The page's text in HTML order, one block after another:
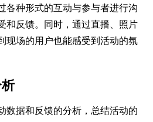
各种形式的互动与参与者进行沟
和反馈。同时，通过直播、照片
现场的用户也能感受到活动的氛
数据和反馈的分析，总结活动的